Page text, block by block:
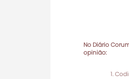
No Diário
opinião: